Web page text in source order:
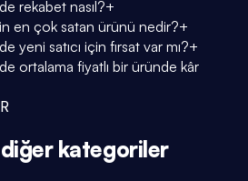
rekabet nasıl?+
en çok satan ürünü nedir?+
yeni satıcı için fırsat var mı?+
ortalama fiyatlı bir üründe kâr
diğer kategoriler